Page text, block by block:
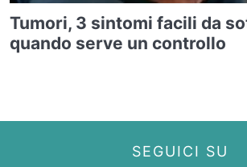
Tumori, 3 sintomi facili da
quando serve un controllo
SEGUICI SU